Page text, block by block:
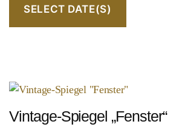
SELECT DATE(S)
Vintage-Spiegel „Fenster“